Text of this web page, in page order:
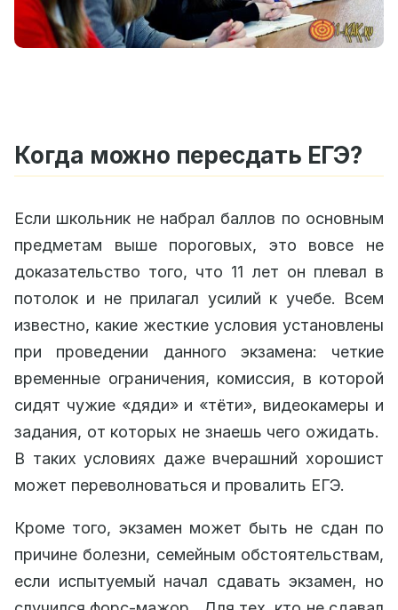
Когда можно пересдать ЕГЭ?
Если школьник не набрал баллов по основным
предметам выше пороговых, это вовсе не
доказательство того, что 11 лет он плевал в
потолок и не прилагал усилий к учебе. Всем
известно, какие жесткие условия установлены
при проведении данного экзамена: четкие
временные ограничения, комиссия, в которой
сидят чужие «дяди» и «тёти», видеокамеры и
задания, от которых не знаешь чего ожидать.
В таких условиях даже вчерашний хорошист
может переволноваться и провалить ЕГЭ.
Кроме того, экзамен может быть не сдан по
причине болезни, семейным обстоятельствам,
если испытуемый начал сдавать экзамен, но